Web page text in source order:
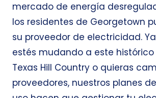
mercado de energía
los residentes de Georgetown
su proveedor de electricidad.
estés mudando a este
Texas Hill Country o quieras
proveedores, nuestros planes